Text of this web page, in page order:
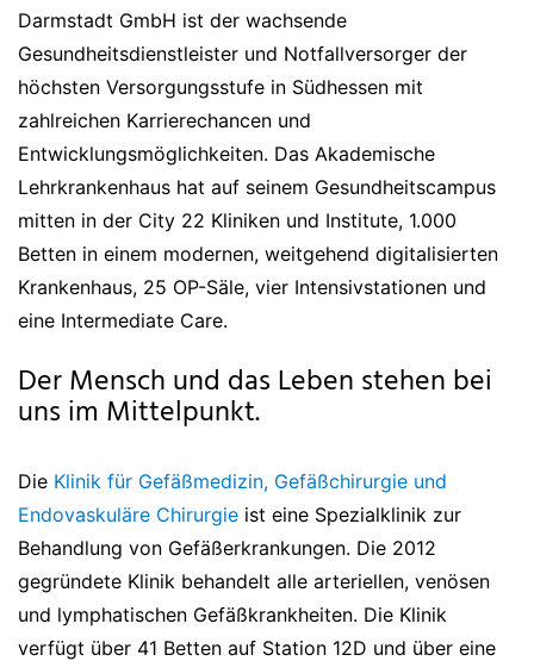
Darmstadt GmbH ist der wachsende
Gesundheitsdienstleister und Notfallversorger der
höchsten Versorgungsstufe in Südhessen mit
zahlreichen Karrierechancen und
Entwicklungsmöglichkeiten. Das Akademische
Lehrkrankenhaus hat auf seinem Gesundheitscampus
mitten in der City 22 Kliniken und Institute, 1.000
Betten in einem modernen, weitgehend digitalisierten
Krankenhaus, 25 OP-Säle, vier Intensivstationen und
eine Intermediate Care.
Der Mensch und das Leben stehen bei
uns im Mittelpunkt.
Die Klinik für Gefäßmedizin, Gefäßchirurgie und
Endovaskuläre Chirurgie ist eine Spezialklinik zur
Behandlung von Gefäßerkrankungen. Die 2012
gegründete Klinik behandelt alle arteriellen, venösen
und lymphatischen Gefäßkrankheiten. Die Klinik
verfügt über 41 Betten auf Station 12D und über eine